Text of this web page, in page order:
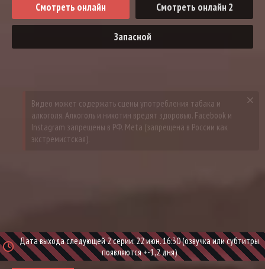
Смотреть онлайн Смотреть онлайн 2
Запасной
Дата выхода следующей 2 серии: 22 июн. 16:30 (озвучка или субтитры
появляются +-1,2 дня)